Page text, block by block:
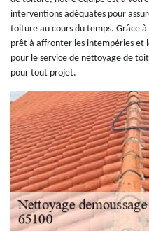
interventions adéquates pour
toiture au cours du temps. Grâce
prêt à affronter les intempéries et
pour le service de nettoyage de
pour tout projet.